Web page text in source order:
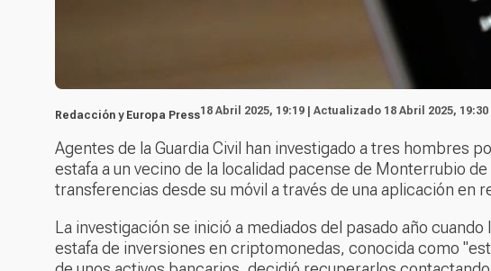
Redacción y Europa Press18 Abril 2025, 19:19 | Actualizado 18 Abril 2025, 19:30
Agentes de la Guardia Civil han investigado a tres hombres
estafa a un vecino de la localidad pacense de Monterrubio
transferencias desde su móvil a través de una aplicación en
La investigación se inició a mediados del pasado año
estafa de inversiones en criptomonedas, conocida como